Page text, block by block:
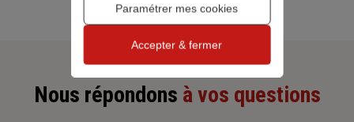
Nous répondons à vos questions
Paramétrer mes cookies
Accepter & fermer